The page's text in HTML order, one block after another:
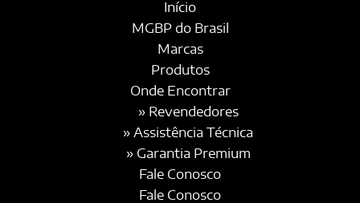
Início
MGBP do Brasil
Marcas
Produtos
Onde Encontrar
» Revendedores
» Assistência Técnica
» Garantia Premium
Fale Conosco
Fale Conosco